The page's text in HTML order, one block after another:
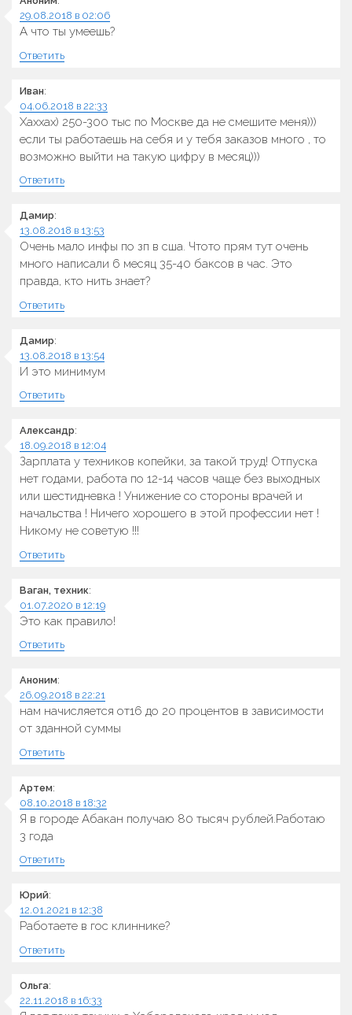
29.08.2018 в 02:06
А что ты умеешь?
Ответить
Иван:
04.06.2018 в 22:33
Хаххах) 250-300 тыс по Москве да не смешите меня)))
если ты работаешь на себя и у тебя заказов много , то
возможно выйти на такую цифру в месяц)))
Ответить
Дамир:
13.08.2018 в 13:53
Очень мало инфы по зп в сша. Чтото прям тут очень
много написали 6 месяц 35-40 баксов в час. Это
правда, кто нить знает?
Ответить
Дамир:
13.08.2018 в 13:54
И это минимум
Ответить
Александр:
18.09.2018 в 12:04
Зарплата у техников копейки, за такой труд! Отпуска
нет годами, работа по 12-14 часов чаще без выходных
или шестидневка ! Унижение со стороны врачей и
начальства ! Ничего хорошего в этой профессии нет !
Никому не советую !!!
Ответить
Ваган, техник:
01.07.2020 в 12:19
Это как правило!
Ответить
Аноним:
26.09.2018 в 22:21
нам начисляется от16 до 20 процентов в зависимости
от зданной суммы
Ответить
Артем:
08.10.2018 в 18:32
Я в городе Абакан получаю 80 тысяч рублей.Работаю
3 года
Ответить
Юрий:
12.01.2021 в 12:38
Работаете в гос клиннике?
Ответить
Ольга:
22.11.2018 в 16:33